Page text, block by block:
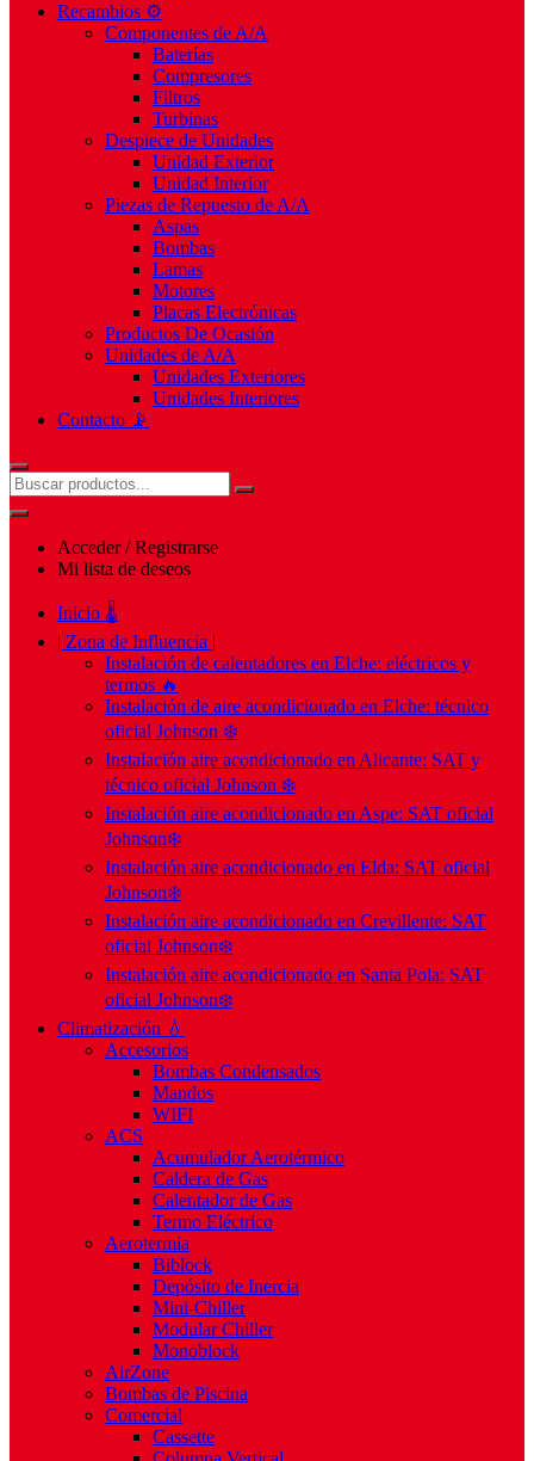
Recambios ⚙️
Componentes de A/A
Baterías
Compresores
Filtros
Turbinas
Despiece de Unidades
Unidad Exterior
Unidad Interior
Piezas de Repuesto de A/A
Aspas
Bombas
Lamas
Motores
Placas Electrónicas
Productos De Ocasión
Unidades de A/A
Unidades Exteriores
Unidades Interiores
Contacto 📡
Acceder / Registrarse
Mi lista de deseos
Inicio 🌡️
| Zona de Influencia |
Instalación de calentadores en Elche: eléctricos y
termos 🔥
Instalación de aire acondicionado en Elche: técnico
oficial Johnson ❄️
Instalación aire acondicionado en Alicante: SAT y
técnico oficial Johnson ❄️
Instalación aire acondicionado en Aspe: SAT oficial
Johnson❄️
Instalación aire acondicionado en Elda: SAT oficial
Johnson❄️
Instalación aire acondicionado en Crevillente: SAT
oficial Johnson❄️
Instalación aire acondicionado en Santa Pola: SAT
oficial Johnson❄️
Climatización 💧
Accesorios
Bombas Condensados
Mandos
WIFI
ACS
Acumulador Aerotérmico
Caldera de Gas
Calentador de Gas
Termo Eléctrico
Aerotermia
Biblock
Depósito de Inercia
Mini-Chiller
Modular Chiller
Monoblock
AirZone
Bombas de Piscina
Comercial
Cassette